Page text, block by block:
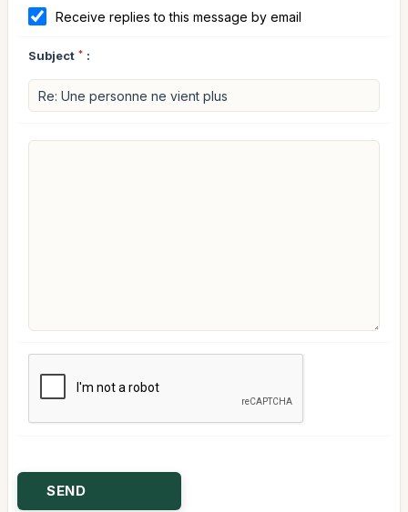
Receive replies to this message by email
Subject * :